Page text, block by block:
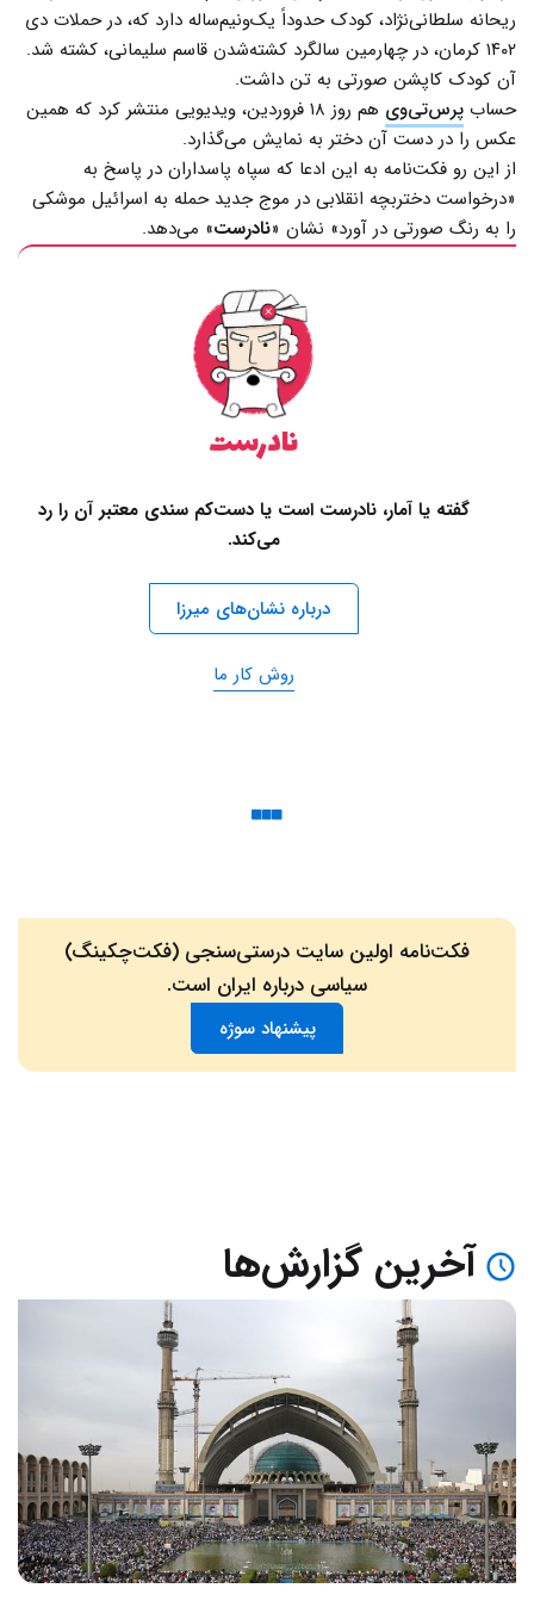
ریحانه سلطانی‌نژاد، کودک حدوداً یک‌ونیم‌ساله دارد که، در حملات دی
۱۴۰۲ کرمان، در چهارمین سالگرد کشته‌شدن قاسم سلیمانی، کشته شد.
آن کودک کاپشن صورتی به تن داشت.
حساب پرس‌تی‌وی
هم روز ۱۸ فروردین، ویدیویی منتشر کرد که همین
عکس را در دست آن دختر به نمایش می‌گذارد.
از این رو فکت‌نامه به این ادعا که سپاه پاسداران در پاسخ به
«درخواست دختر‌بچه انقلابی در موج جدید حمله به اسرائیل موشکی
را به رنگ صورتی در آورد» نشان «نادرست» می‌دهد.
نادرست
گفته یا آمار، نادرست است یا دست‌کم سندی معتبر آن را رد
می‌کند.
درباره نشان‌های میرزا
روش کار ما
فکت‌نامه اولین سایت درستی‌سنجی (فکت‌چکینگ)
سیاسی درباره ایران است.
پیشنهاد سوژه
آخرین گزارش‌ها